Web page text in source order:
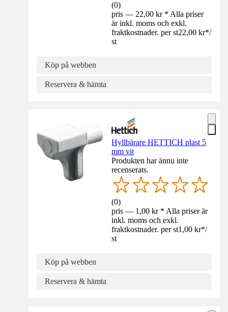
(0)
pris — 22,00 kr * Alla priser
är inkl. moms och exkl.
fraktkostnader. per st22,00 kr*/
st
Köp på webben
Reservera & hämta
Hyllbärare HETTICH plast 5
mm vit
Produkten har ännu inte
recenserats.
(0)
pris — 1,00 kr * Alla priser är
inkl. moms och exkl.
fraktkostnader. per st1,00 kr*/
st
Köp på webben
Reservera & hämta